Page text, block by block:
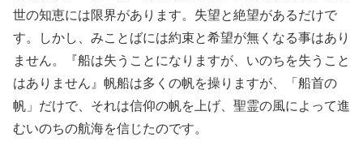
世の知恵には限界があります。失望と絶望があるだけで
す。しかし、みことばには約束と希望が無くなる事はあり
ません。『船は失うことになりますが、いのちを失うこと
はありません』帆船は多くの帆を操りますが、「船首の
帆」だけで、それは信仰の帆を上げ、聖霊の風によって進
むいのちの航海を信じたのです。